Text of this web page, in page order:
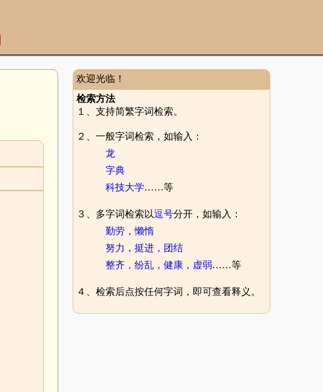
欢迎光临！
检索方法
１、支持简繁字词检索。
２、一般字词检索，如输入：
龙
字典
科技大学……等
３、多字词检索以逗号分开，如输入：
勤劳，懒惰
努力，挺进，团结
整齐，纷乱，健康，虚弱……等
４、检索后点按任何字词，即可查看释义。